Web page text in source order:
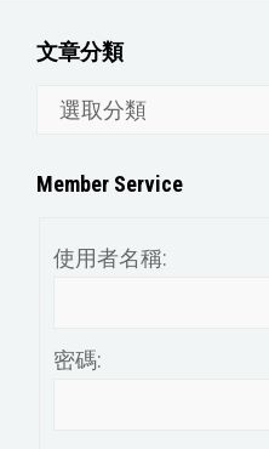
文章分類
分
Member Service
使用者名稱:
密碼: